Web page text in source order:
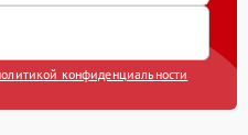
конфиденциальности